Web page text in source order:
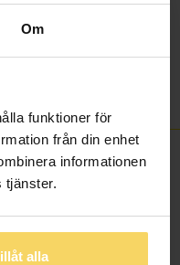
Om
funktioner för
från din enhet
informationen
tjänster.
alla